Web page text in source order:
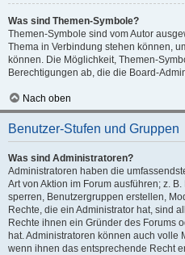
Was sind Themen-Symbole?
Themen-Symbole sind vom Autor
Thema in Verbindung stehen können,
können. Die Möglichkeit, Themen-
Berechtigungen ab, die die Board-
Nach oben
Benutzer-Stufen und Gruppen
Was sind Administratoren?
Administratoren haben die
Art von Aktion im Forum ausführen; z.
sperren, Benutzergruppen erstellen,
Rechte, die ein Administrator hat, sind
Rechte ihnen ein Gründer des Forums
hat. Administratoren können auch
wenn ihnen das entsprechende Recht